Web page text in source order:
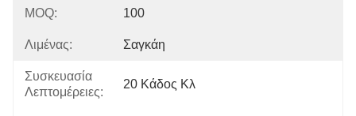
MOQ: 100
Λιμένας: Σαγκάη
Συσκευασία
Λεπτομέρειες:
20 Κάδος Κλ